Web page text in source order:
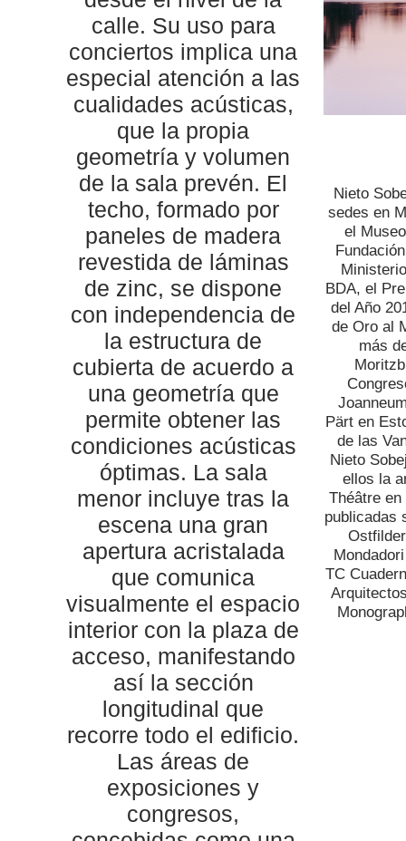
calle. Su uso para
conciertos implica una
especial atención a las
cualidades acústicas,
que la propia
geometría y volumen
de la sala prevén. El
techo, formado por
paneles de madera
revestida de láminas
de zinc, se dispone
con independencia de
la estructura de
cubierta de acuerdo a
una geometría que
permite obtener las
condiciones acústicas
óptimas. La sala
menor incluye tras la
escena una gran
apertura acristalada
que comunica
visualmente el espacio
interior con la plaza de
acceso, manifestando
así la sección
longitudinal que
recorre todo el edificio.
Las áreas de
exposiciones y
congresos,
Nieto
sedes en
el
BDA, el
del Año
de Oro al
más
Pärt en
de las
Nieto
ellos la
Théâtre
publicadas
TC